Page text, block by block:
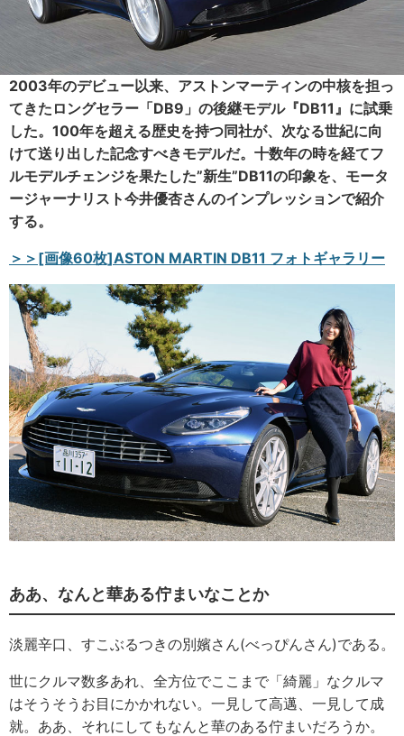
2003年のデビュー以来、アストンマーティンの中核を担っ
てきたロングセラー「DB9」の後継モデル『DB11』に試乗
した。100年を超える歴史を持つ同社が、次なる世紀に向
けて送り出した記念すべきモデルだ。十数年の時を経てフ
ルモデルチェンジを果たした”新生”DB11の印象を、モータ
ージャーナリスト今井優杏さんのインプレッションで紹介
する。
＞＞[画像60枚]ASTON MARTIN DB11 フォトギャラリー
ああ、なんと華ある佇まいなことか
淡麗辛口、すこぶるつきの別嬪さん(べっぴんさん)である。
世にクルマ数多あれ、全方位でここまで「綺麗」なクルマ
はそうそうお目にかかれない。一見して高邁、一見して成
就。ああ、それにしてもなんと華のある佇まいだろうか。